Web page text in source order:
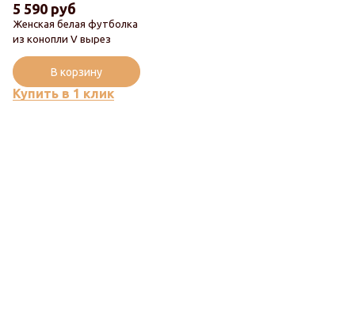
Женская белая футболка
из конопли V вырез
5 590 руб
Купить в 1 клик
В корзину